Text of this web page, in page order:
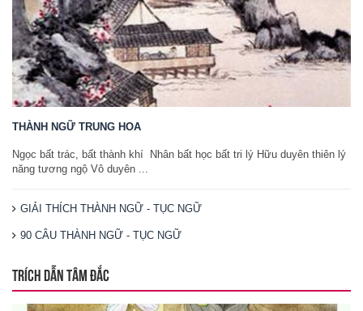
THÀNH NGỮ TRUNG HOA
Ngọc bất trác, bất thành khí Nhân bất học bất tri lý Hữu duyên thiên lý
năng tương ngộ Vô duyên ...
GIẢI THÍCH THÀNH NGỮ - TỤC NGỮ
90 CÂU THÀNH NGỮ - TỤC NGỮ
TRÍCH DẪN TÂM ĐẮC